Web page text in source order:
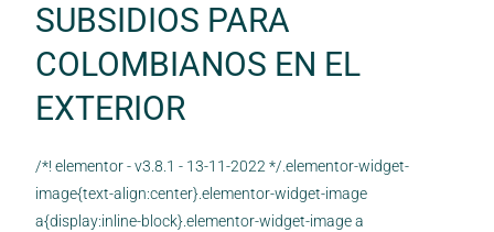
SUBSIDIOS PARA
COLOMBIANOS EN EL
EXTERIOR
/*! elementor - v3.8.1 - 13-11-2022 */.elementor-widget-
image{text-align:center}.elementor-widget-image
a{display:inline-block}.elementor-widget-image a